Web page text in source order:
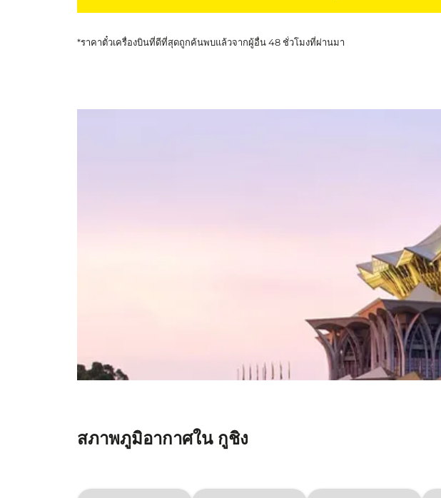
*ราคาตั๋วเครื่องบินที่ดีที่สุดถูกค้นพบแล้วจากผู้อื่น 48 ชั่วโมงที่ผ่านมา
สภาพภูมิอากาศใน กูชิง